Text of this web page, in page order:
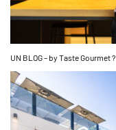
UN BLOG – by Taste Gourmet ?